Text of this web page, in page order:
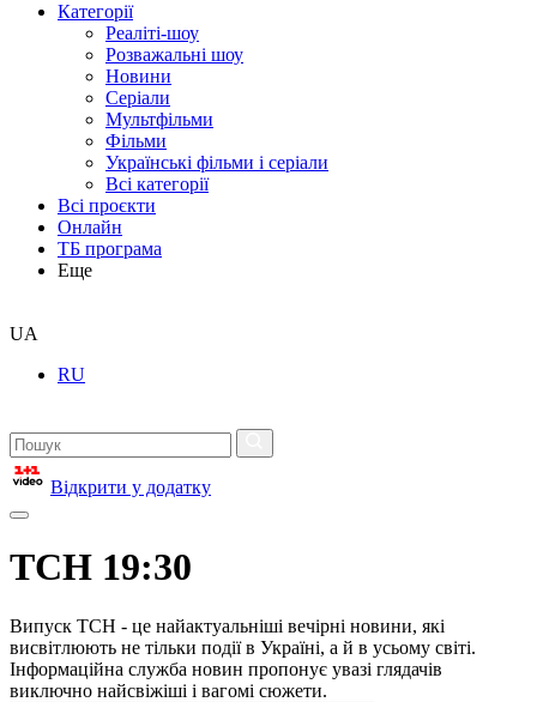
Категорії
Реаліті-шоу
Розважальні шоу
Новини
Серіали
Мультфільми
Фільми
Українські фільми і серіали
Всі категорії
Всі проєкти
Онлайн
ТБ програма
Еще
UA
RU
Відкрити у додатку
ТСН 19:30
Випуск ТСН - це найактуальніші вечірні новини, які
висвітлюють не тільки події в Україні, а й в усьому світі.
Інформаційна служба новин пропонує увазі глядачів
виключно найсвіжіші і вагомі сюжети.